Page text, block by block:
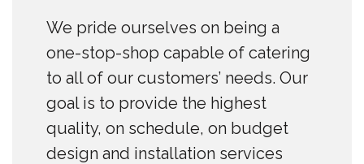
We pride ourselves on being a
one-stop-shop capable of catering
to all of our customers’ needs. Our
goal is to provide the highest
quality, on schedule, on budget
design and installation services